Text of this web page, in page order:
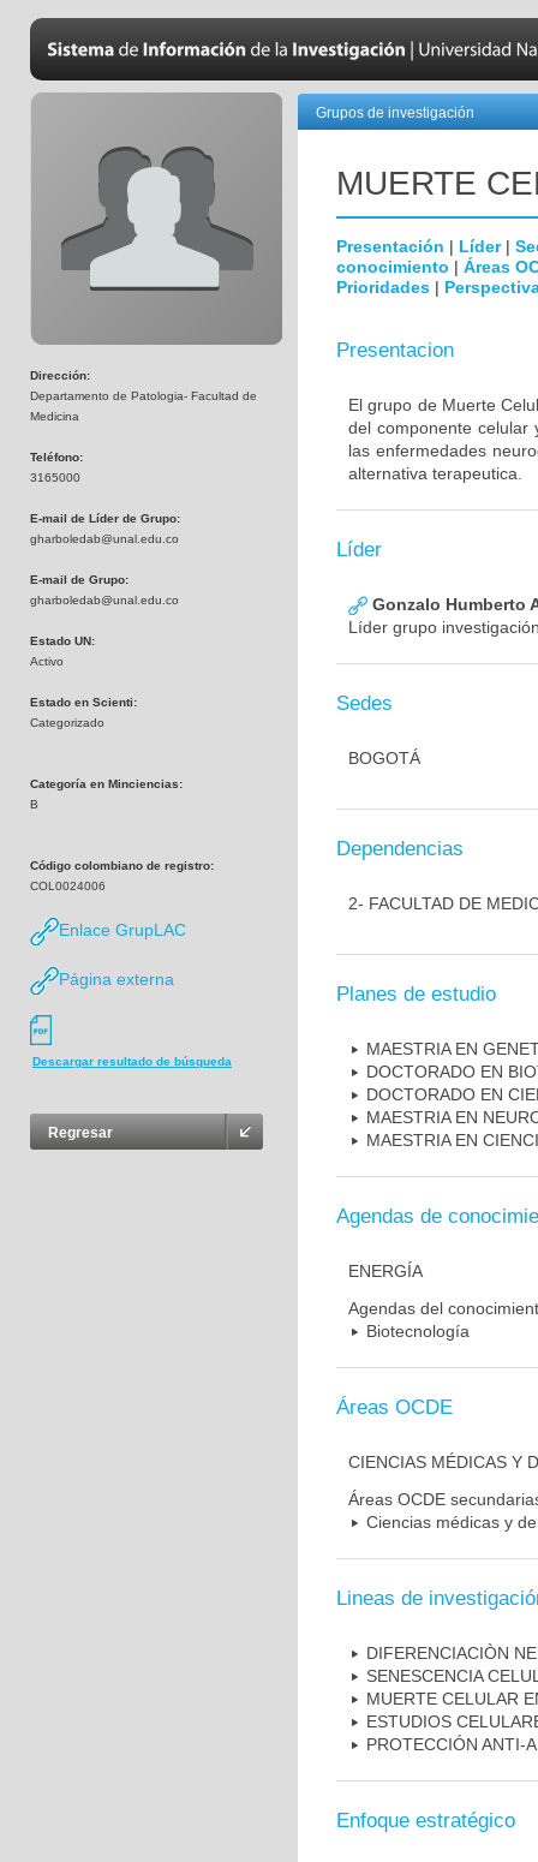
Dirección:
Departamento de Patologia- Facultad de
Medicina
Teléfono:
3165000
E-mail de Líder de Grupo:
gharboledab@unal.edu.co
E-mail de Grupo:
gharboledab@unal.edu.co
Estado UN:
Activo
Estado en Scienti:
Categorizado
Categoría en Minciencias:
B
Código colombiano de registro:
COL0024006
Enlace GrupLAC
Página externa
Descargar resultado de búsqueda
Regresar
Grupos de investigación
MUERTE
Presentación | Líder|
conocimiento | Áreas
Prioridades |
Presentacion
El grupo de Muerte
del componente celular
las enfermedades
alternativa terapeutica.
Líder
Gonzalo Humberto
Líder grupo
Sedes
BOGOTÁ
Dependencias
2- FACULTAD DE
Planes de estudio
MAESTRIA EN
DOCTORADO EN
DOCTORADO EN
MAESTRIA EN
MAESTRIA EN
Agendas de
ENERGÍA
Agendas del
Biotecnología
Áreas OCDE
CIENCIAS MÉDICAS Y
Áreas OCDE
Ciencias médicas y
Lineas de
DIFERENCIACIÒN
SENESCENCIA
MUERTE CELULAR
ESTUDIOS
PROTECCIÓN ANTI-
Enfoque estratégico